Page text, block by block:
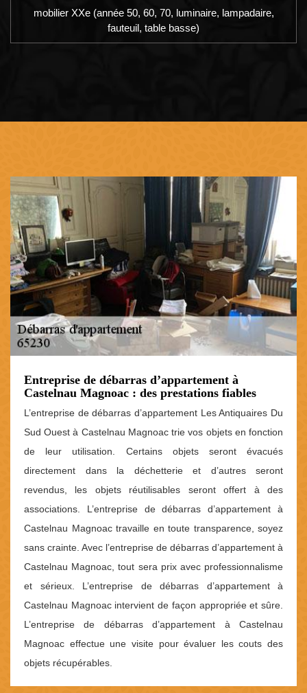
mobilier XXe (année 50, 60, 70, luminaire, lampadaire,
fauteuil, table basse)
Entreprise de débarras d’appartement à
Castelnau Magnoac : des prestations fiables
L’entreprise de débarras d’appartement Les Antiquaires Du
Sud Ouest à Castelnau Magnoac trie vos objets en fonction
de leur utilisation. Certains objets seront évacués
directement dans la déchetterie et d’autres seront
revendus, les objets réutilisables seront offert à des
associations. L’entreprise de débarras d’appartement à
Castelnau Magnoac travaille en toute transparence, soyez
sans crainte. Avec l’entreprise de débarras d’appartement à
Castelnau Magnoac, tout sera prix avec professionnalisme
et sérieux. L’entreprise de débarras d’appartement à
Castelnau Magnoac intervient de façon appropriée et sûre.
L’entreprise de débarras d’appartement à Castelnau
Magnoac effectue une visite pour évaluer les couts des
objets récupérables.